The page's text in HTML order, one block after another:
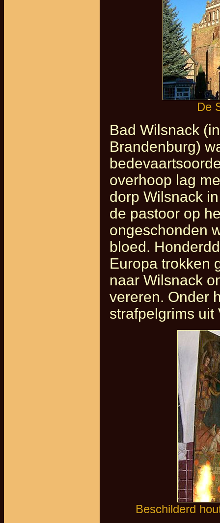
De
Bad Wilsnack
Brandenburg)
overhoop lag
dorp Wilsnack
de pastoor op
ongeschonden
bloed.
Europa trokken
naar Wilsnack
vereren. Onder
strafpelgrims uit
Beschilderd